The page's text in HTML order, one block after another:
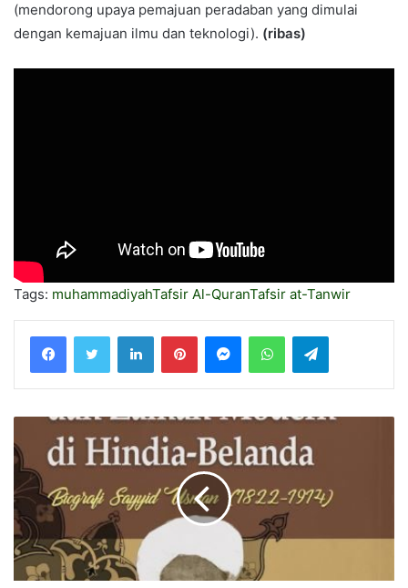
(mendorong upaya pemajuan peradaban yang dimulai
dengan kemajuan ilmu dan teknologi). (ribas)
Tags: muhammadiyahTafsir Al-QuranTafsir at-Tanwir